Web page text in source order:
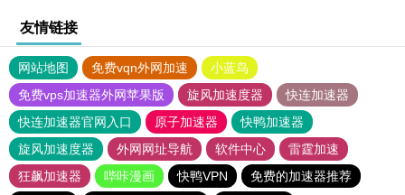
友情链接
网站地图 免费vqn外网加速
小蓝鸟
免费vps加速器外网苹果版
旋风加速度器
快连加速器
快连加速器官网入口
原子加速器
快鸭加速器
旋风加速度器
外网网址导航 软件中心
雷霆加速
狂飙加速器
哔咔漫画 快鸭VPN
免费的加速器推荐